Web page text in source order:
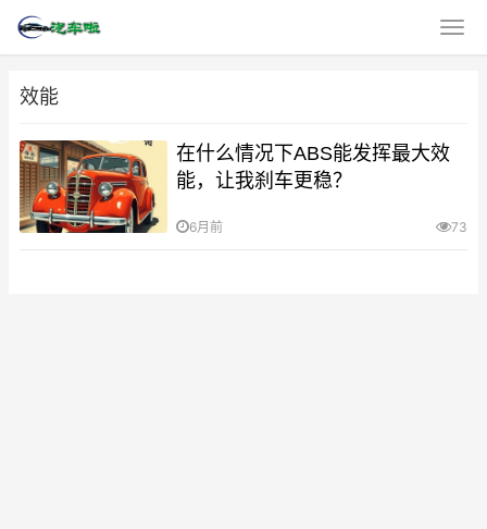
效能
在什么情况下ABS能发挥最大效
能，让我刹车更稳？
6月前 73